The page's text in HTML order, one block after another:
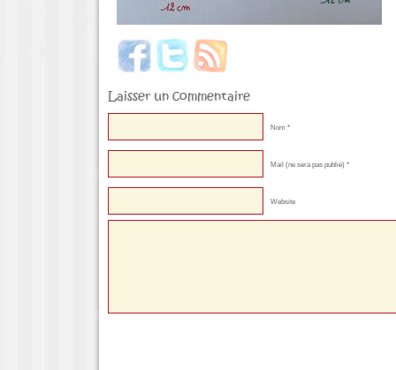
Laisser un commentaire
Nom *
Mail (ne sera pas publié) *
Website